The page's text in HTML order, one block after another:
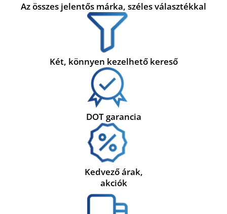
Az összes jelentős márka, széles választékkal
Két, könnyen kezelhető kereső
DOT garancia
Kedvező árak,
akciók